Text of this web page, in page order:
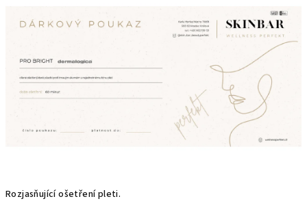
Rozjasňující ošetření pleti.